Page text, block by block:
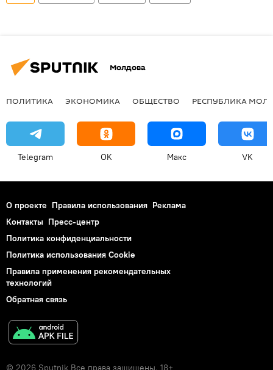
Молдова
ПОЛИТИКА ЭКОНОМИКА ОБЩЕСТВО РЕСПУБЛИКА
Telegram OK Макс VK
О проекте Правила использования Реклама
Контакты Пресс-центр
Политика конфиденциальности
Политика использования Cookie
Правила применения рекомендательных
технологий
Обратная связь
© 2026 Sputnik Все права защищены. 18+